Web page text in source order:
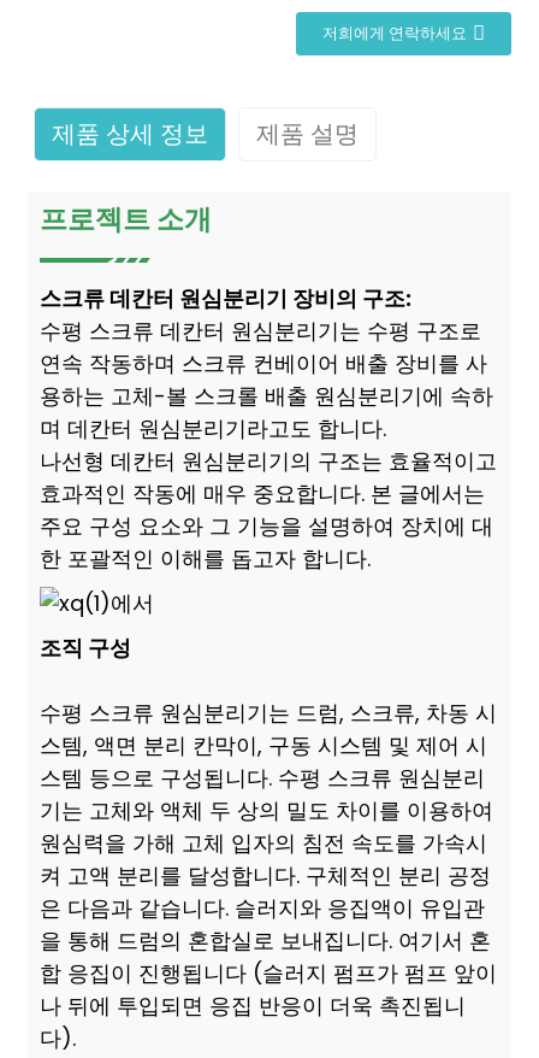
저희에게 연락하세요
제품 상세 정보 제품 설명
프로젝트 소개
스크류 데칸터 원심분리기 장비의 구조:
수평 스크류 데칸터 원심분리기는 수평 구조로
연속 작동하며 스크류 컨베이어 배출 장비를 사
용하는 고체-볼 스크롤 배출 원심분리기에 속하
며 데칸터 원심분리기라고도 합니다.
나선형 데칸터 원심분리기의 구조는 효율적이고
효과적인 작동에 매우 중요합니다. 본 글에서는
주요 구성 요소와 그 기능을 설명하여 장치에 대
한 포괄적인 이해를 돕고자 합니다.
조직 구성
수평 스크류 원심분리기는 드럼, 스크류, 차동 시
스템, 액면 분리 칸막이, 구동 시스템 및 제어 시
스템 등으로 구성됩니다. 수평 스크류 원심분리
기는 고체와 액체 두 상의 밀도 차이를 이용하여
원심력을 가해 고체 입자의 침전 속도를 가속시
켜 고액 분리를 달성합니다. 구체적인 분리 공정
은 다음과 같습니다. 슬러지와 응집액이 유입관
을 통해 드럼의 혼합실로 보내집니다. 여기서 혼
합 응집이 진행됩니다 (슬러지 펌프가 펌프 앞이
나 뒤에 투입되면 응집 반응이 더욱 촉진됩니
다).